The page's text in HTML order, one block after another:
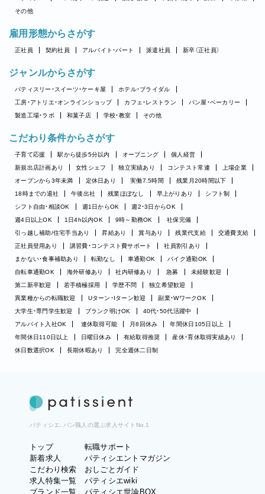
その他
雇用形態からさがす
正社員 契約社員 アルバイト・パート 派遣社員 新卒（正社員）
ジャンルからさがす
パティスリー・スイーツ・ケーキ屋
ホテル・ブライダル
工房・アトリエ・オンラインショップ
カフェ・レストラン
パン屋・ベーカリー
製造工場・ラボ
和菓子店 学校・教室 その他
こだわり条件からさがす
子育て応援 駅から徒歩5分以内 オープニング
個人経営
新規出店計画あり
女性シェフ 独立実績あり コンテスト常連
上場企業
オープンから3年未満
定休日あり 実働7.5時間
残業月20時間以下
18時までの退社
午後出社 残業ほぼなし 早上がりあり
シフト制
シフト自由・相談OK
週1日からOK
週2・3日からOK
週4日以上OK
1日4h以内OK 9時～勤務OK
社保完備
引っ越し補助/住宅手当あり
昇給あり 賞与あり 残業代支給
交通費支給
正社員登用あり
講習費・コンテスト費サポート
社員割引あり
まかない・食事補助あり
転勤なし 車通勤OK
バイク通勤OK
自転車通勤OK
海外研修あり 社内研修あり 急募
未経験歓迎
第二新卒歓迎
若手積極採用 学歴不問
独立希望歓迎
異業種からの転職歓迎
Uターン・Iターン歓迎
副業・WワークOK
大学生・専門学生歓迎
ブランク明けOK
40代・50代活躍中
アルバイト入社OK
連休取得可能 月8回休み
年間休日105日以上
年間休日110日以上
日曜日休み 有給取得推奨
産休・育休取得実績あり
休日数選択OK
長期休暇あり 完全週休二日制
パティシエ、パン職人の選ぶ求人サイトNo.1
トップ
新着求人
こだわり検索
求人特集一覧
ブランド一覧
転職サポート
パティシエントマガジン
おしごとガイド
パティシエwiki
パティシエ世論BOX